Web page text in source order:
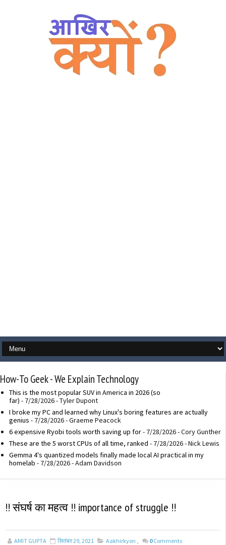
How-To Geek - We Explain Technology
This is the most popular SUV in America in 2026 (so
far) - 7/28/2026- Tyler Dupont
I broke my PC and learned why Linux's boring features are actually
genius - 7/28/2026- Graeme Peacock
6 expensive Ryobi tools worth saving up for- 7/28/2026- Cory Gunther
These are the 5 worst CPUs of all time, ranked - 7/28/2026- Nick Lewis
Gemma 4's quantized models finally made local AI practical in my
homelab - 7/28/2026- Adam Davidson
!! संघर्ष का महत्व !! importance of struggle !!
AMIT GUPTA सितंबर 29, 2021 Aakhirkyon , 0 Comments